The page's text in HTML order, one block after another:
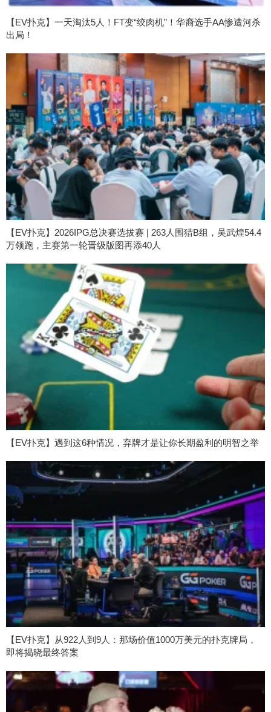
【EV扑克】一天淘汰5人！FT变“绞肉机”！华裔选手AA惨遭河杀
出局！
【EV扑克】2026IPG总决赛选拔赛 | 263人围猎B组，吴武煌54.4
万领跑，主赛第一轮晋级版图再添40人
【EV扑克】遇到这6种情况，弃牌才是让你长期盈利的明智之举
【EV扑克】从922人到9人：那场价值1000万美元的扑克牌局，
即将揭晓最终答案